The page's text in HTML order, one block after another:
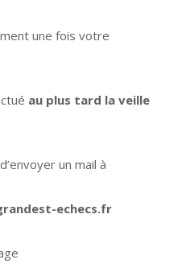
une fois votre
au plus tard la veille
un mail à
echecs.fr